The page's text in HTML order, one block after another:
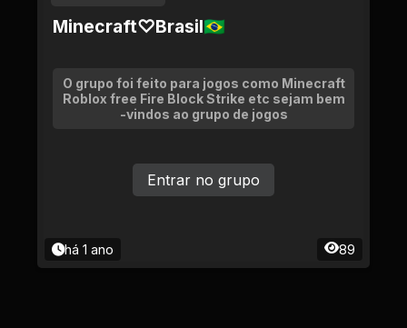
Minecraft♡Brasil🇧🇷
O grupo foi feito para jogos como Minecraft
Roblox free Fire Block Strike etc sejam bem
-vindos ao grupo de jogos
há 1 ano 89
Entrar no grupo